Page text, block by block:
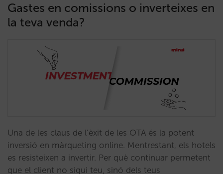
Gastes en comissions o inverteixes en
la teva venda?
Una de les claus de l’èxit de les OTA és la potent
inversió en màrqueting online. Mentrestant, els hotels
es resisteixen a invertir. Per què continuar permetent
que el client no sigui teu, sinó dels teus